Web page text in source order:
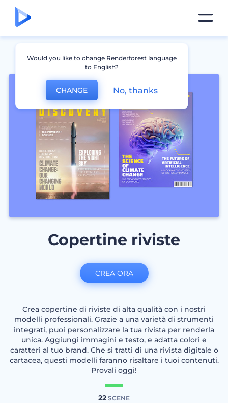
Copertine riviste
Crea copertine di riviste di alta qualità con i nostri
modelli professionali. Grazie a una varietà di strumenti
integrati, puoi personalizzare la tua rivista per renderla
unica. Aggiungi immagini e testo, e adatta colori e
caratteri al tuo brand. Che si tratti di una rivista digitale o
cartacea, questi modelli faranno risaltare i tuoi contenuti.
Provali oggi!
22 SCENE
CREA ORA
Would you like to change Renderforest language
to English?
CHANGE No, thanks